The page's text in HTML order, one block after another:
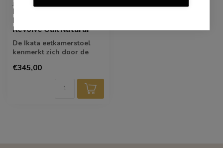
JESPER HOME
Ikata Sand Strand
Eetkamerstoel -
Revolve Oak Natural
De Ikata eetkamerstoel
kenmerkt zich door de
verte i...
€345,00